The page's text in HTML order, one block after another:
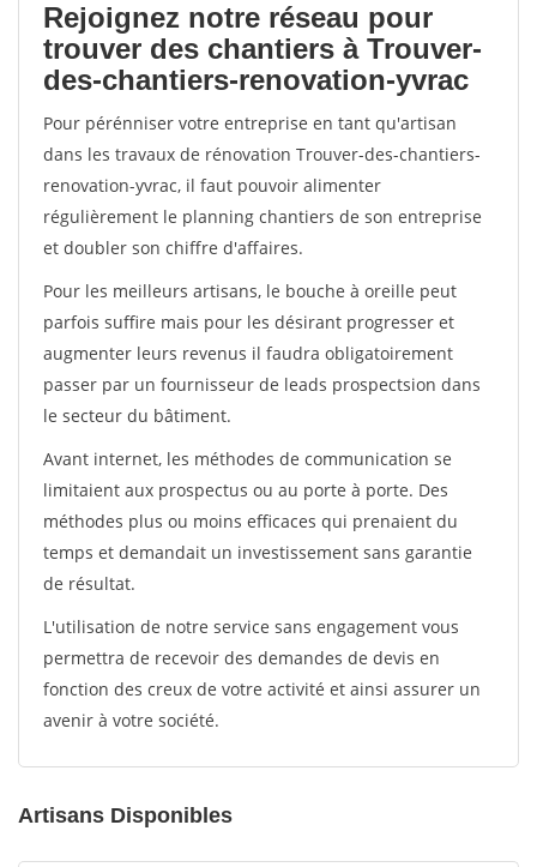
Rejoignez notre réseau pour
trouver des chantiers à Trouver-
des-chantiers-renovation-yvrac
Pour pérénniser votre entreprise en tant qu'artisan
dans les travaux de rénovation Trouver-des-chantiers-
renovation-yvrac, il faut pouvoir alimenter
régulièrement le planning chantiers de son entreprise
et doubler son chiffre d'affaires.
Pour les meilleurs artisans, le bouche à oreille peut
parfois suffire mais pour les désirant progresser et
augmenter leurs revenus il faudra obligatoirement
passer par un fournisseur de leads prospectsion dans
le secteur du bâtiment.
Avant internet, les méthodes de communication se
limitaient aux prospectus ou au porte à porte. Des
méthodes plus ou moins efficaces qui prenaient du
temps et demandait un investissement sans garantie
de résultat.
L'utilisation de notre service sans engagement vous
permettra de recevoir des demandes de devis en
fonction des creux de votre activité et ainsi assurer un
avenir à votre société.
Artisans Disponibles